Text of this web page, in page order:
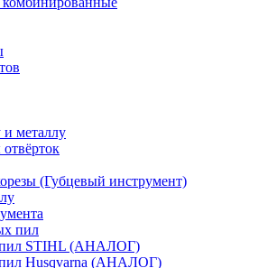
металлу
(Губцевый инструмент)
пил
STIHL (АНАЛОГ)
Husqvarna (АНАЛОГ)